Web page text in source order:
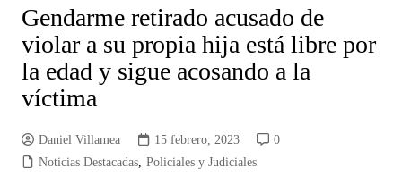
Gendarme retirado acusado de
violar a su propia hija está libre por
la edad y sigue acosando a la
víctima
Daniel Villamea 15 febrero, 2023
0
Noticias Destacadas, Policiales y Judiciales